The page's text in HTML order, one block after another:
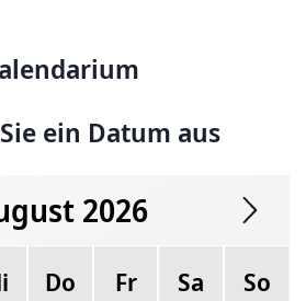
ein Datum aus
2026
Do Fr Sa So